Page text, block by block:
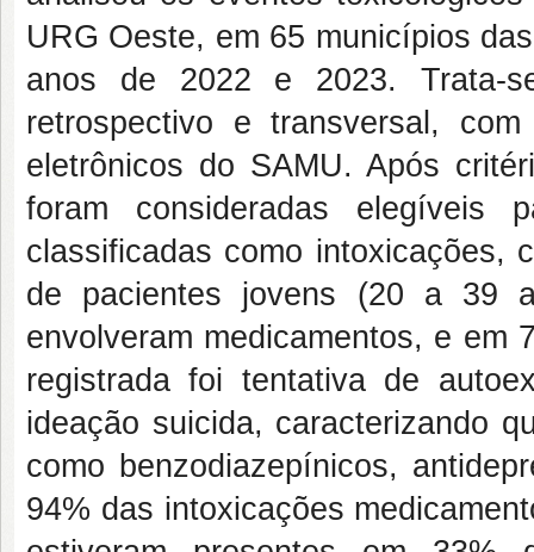
URG Oeste, em 65 municípios
anos de 2022 e 2023. Trata-
retrospectivo e transversal,
eletrônicos do SAMU. Após
foram consideradas elegíveis
classificadas como intoxicações,
de pacientes jovens (20 a 39
envolveram medicamentos, e em
registrada foi tentativa de
ideação suicida, caracterizando
como benzodiazepínicos,
94% das intoxicações